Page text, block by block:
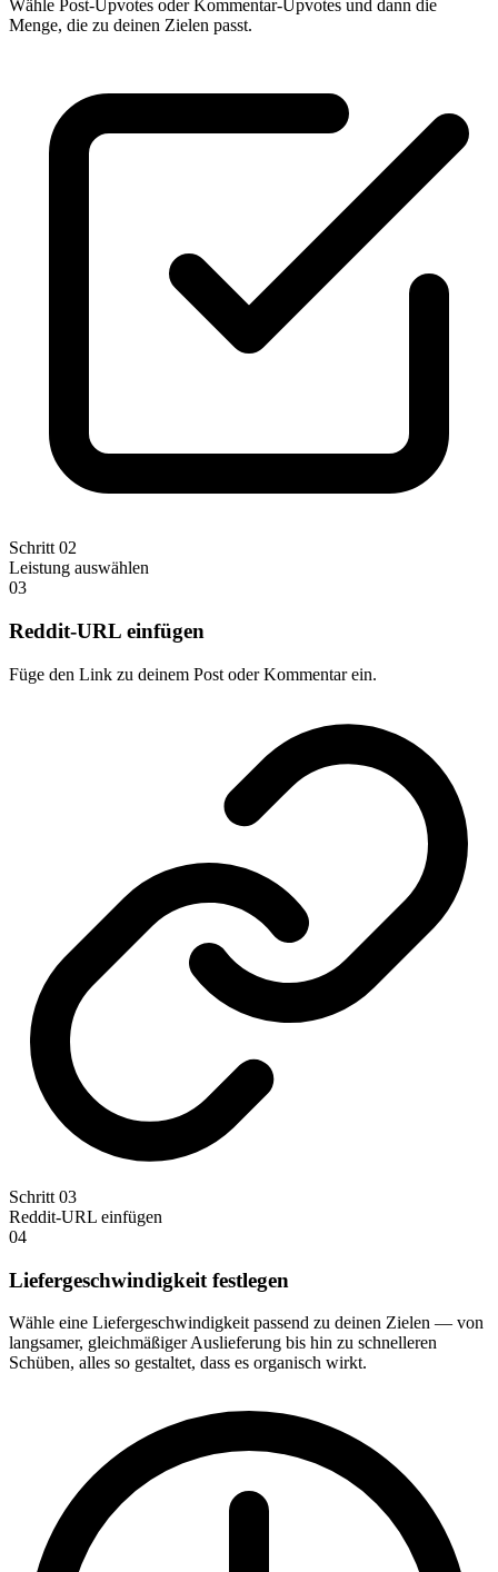
Wähle Post-Upvotes oder Kommentar-Upvotes und dann die
Menge, die zu deinen Zielen passt.
Schritt 02
Leistung auswählen
03
Reddit-URL einfügen
Füge den Link zu deinem Post oder Kommentar ein.
Schritt 03
Reddit-URL einfügen
04
Liefergeschwindigkeit festlegen
Wähle eine Liefergeschwindigkeit passend zu deinen Zielen — von
langsamer, gleichmäßiger Auslieferung bis hin zu schnelleren
Schüben, alles so gestaltet, dass es organisch wirkt.